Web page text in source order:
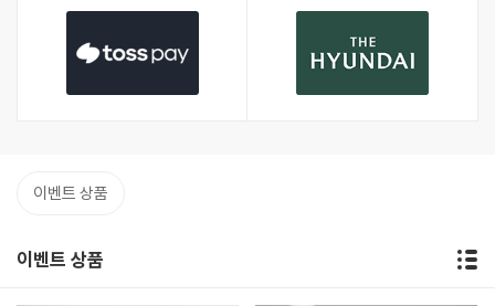
이벤트 상품
이벤트 상품